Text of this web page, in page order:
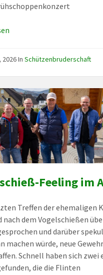
2026In Schützenbruderschaft
Feeling im
Treffen der ehemaligen
nach dem Vogelschießen
und darüber
machen würde, neue
Schnell haben sich zwei
die die Flinten